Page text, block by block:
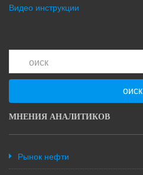
Видео инструкции
оиск
МНЕНИЯ АНАЛИТИКОВ
Рынок нефти